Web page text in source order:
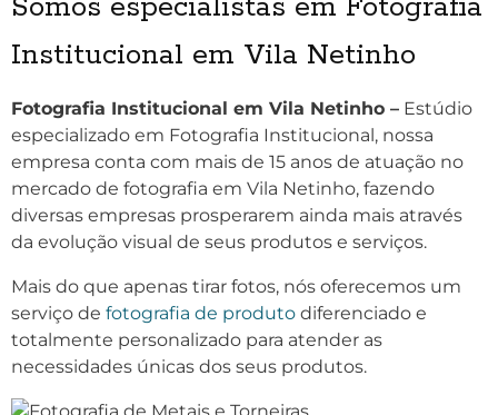
Institucional em Vila Netinho
Fotografia Institucional em Vila Netinho – Estúdio
especializado em Fotografia Institucional, nossa
empresa conta com mais de 15 anos de atuação no
mercado de fotografia em Vila Netinho, fazendo
diversas empresas prosperarem ainda mais através
da evolução visual de seus produtos e serviços.
Mais do que apenas tirar fotos, nós oferecemos um
serviço de fotografia de produto diferenciado e
totalmente personalizado para atender as
necessidades únicas dos seus produtos.